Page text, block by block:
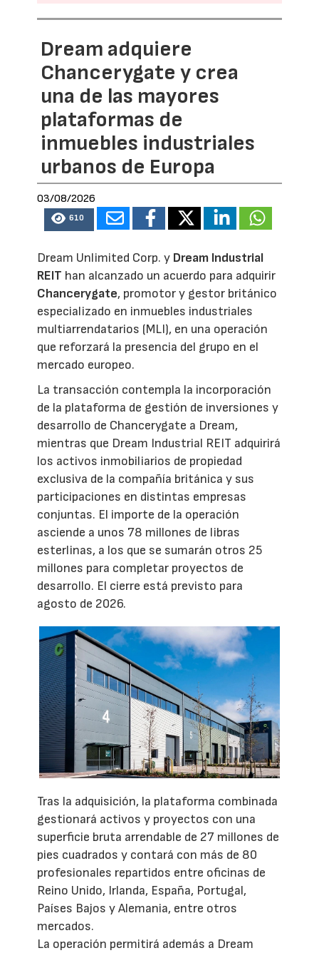
Dream adquiere
Chancerygate y crea
una de las mayores
plataformas de
inmuebles industriales
urbanos de Europa
03/08/2026
610
Dream Unlimited Corp. y Dream Industrial
REIT han alcanzado un acuerdo para adquirir
Chancerygate, promotor y gestor británico
especializado en inmuebles industriales
multiarrendatarios (MLI), en una operación
que reforzará la presencia del grupo en el
mercado europeo.
La transacción contempla la incorporación
de la plataforma de gestión de inversiones y
desarrollo de Chancerygate a Dream,
mientras que Dream Industrial REIT adquirirá
los activos inmobiliarios de propiedad
exclusiva de la compañía británica y sus
participaciones en distintas empresas
conjuntas. El importe de la operación
asciende a unos 78 millones de libras
esterlinas, a los que se sumarán otros 25
millones para completar proyectos de
desarrollo. El cierre está previsto para
agosto de 2026.
Tras la adquisición, la plataforma combinada
gestionará activos y proyectos con una
superficie bruta arrendable de 27 millones de
pies cuadrados y contará con más de 80
profesionales repartidos entre oficinas de
Reino Unido, Irlanda, España, Portugal,
Países Bajos y Alemania, entre otros
mercados.
La operación permitirá además a Dream